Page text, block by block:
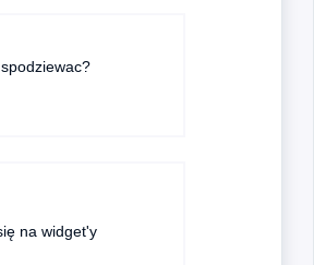
na widget'y